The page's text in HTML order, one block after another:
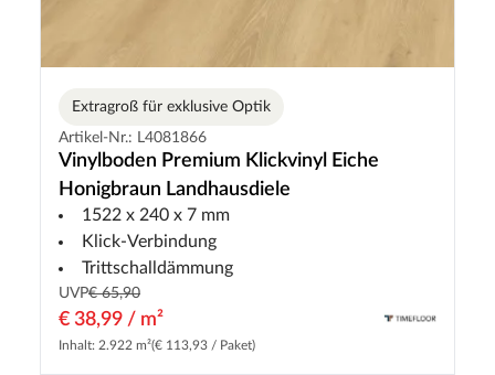
Extragroß für exklusive Optik
Artikel-Nr.: L4081866
Vinylboden Premium Klickvinyl Eiche
Honigbraun Landhausdiele
1522 x 240 x 7 mm
Klick-Verbindung
Trittschalldämmung
UVP€ 65,90
€ 38,99 / m²
Inhalt: 2.922 m²(€ 113,93 / Paket)